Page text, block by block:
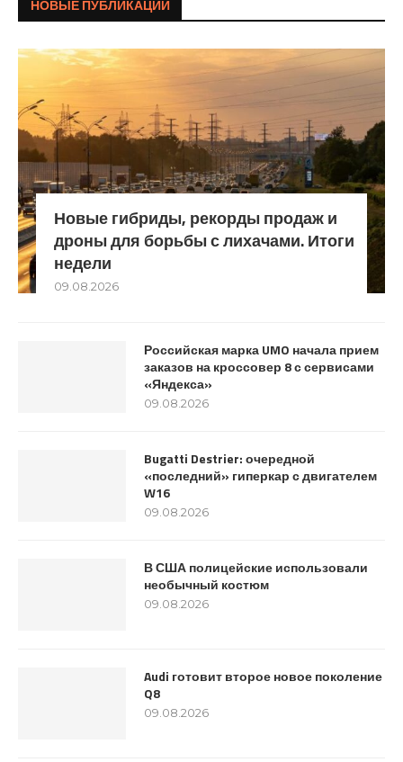
НОВЫЕ ПУБЛИКАЦИИ
Новые гибриды, рекорды продаж и
дроны для борьбы с лихачами. Итоги
недели
09.08.2026
Российская марка UMO начала прием
заказов на кроссовер 8 с сервисами
«Яндекса»
09.08.2026
Bugatti Destrier: очередной
«последний» гиперкар с двигателем
W16
09.08.2026
В США полицейские использовали
необычный костюм
09.08.2026
Audi готовит второе новое поколение
Q8
09.08.2026